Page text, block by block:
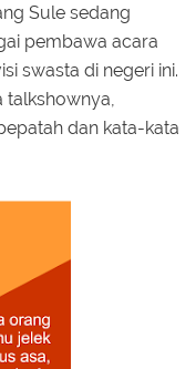
Sule sedang
pembawa acara
swasta di negeri ini.
dan kata-kata